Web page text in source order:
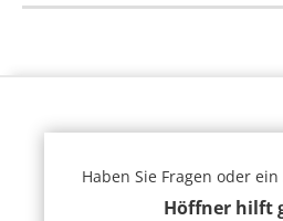
Haben Sie Fragen oder
Höffner hilft